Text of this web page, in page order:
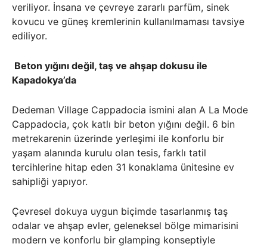
veriliyor. İnsana ve çevreye zararlı parfüm, sinek
kovucu ve güneş kremlerinin kullanılmaması tavsiye
ediliyor.
Beton yığını değil, taş ve ahşap dokusu ile
Kapadokya’da
Dedeman Village Cappadocia ismini alan A La Mode
Cappadocia, çok katlı bir beton yığını değil. 6 bin
metrekarenin üzerinde yerleşimi ile konforlu bir
yaşam alanında kurulu olan tesis, farklı tatil
tercihlerine hitap eden 31 konaklama ünitesine ev
sahipliği yapıyor.
Çevresel dokuya uygun biçimde tasarlanmış taş
odalar ve ahşap evler, geleneksel bölge mimarisini
modern ve konforlu bir glamping konseptiyle